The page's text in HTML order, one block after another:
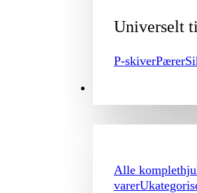
Universelt
P-skiverPærer
Alle
varer